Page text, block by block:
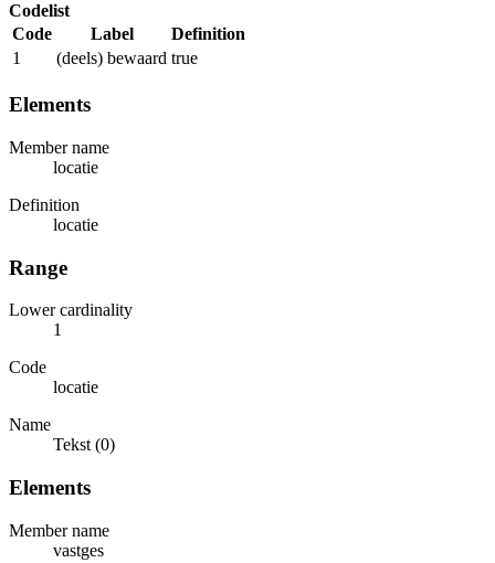
Codelist
Code
Label
Definition
1
(deels) bewaard true
Elements
Member name
locatie
Definition
locatie
Range
Lower cardinality
1
Code
locatie
Name
Tekst (0)
Elements
Member name
vastges